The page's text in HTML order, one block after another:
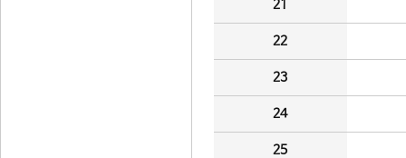
21
22
23
24
25